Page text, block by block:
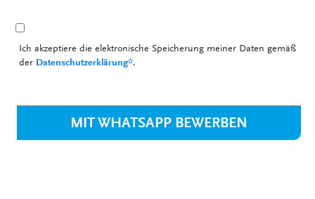
Ich akzeptiere die elektronische Speicherung meiner Daten gemäß
der Datenschutzerklärung*.
MIT WHATSAPP BEWERBEN